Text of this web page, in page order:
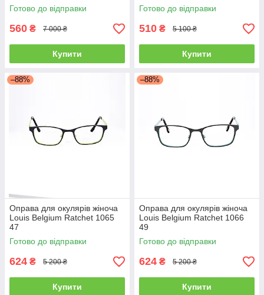
Готово до відправки
560 ₴ 7 000 ₴
Купити
Готово до відправки
510 ₴ 5 100 ₴
Купити
–88%
Оправа для окулярів жіноча
Louis Belgium Ratchet 1065
47
Готово до відправки
624 ₴ 5 200 ₴
Купити
–88%
Оправа для окулярів жіноча
Louis Belgium Ratchet 1066
49
Готово до відправки
624 ₴ 5 200 ₴
Купити